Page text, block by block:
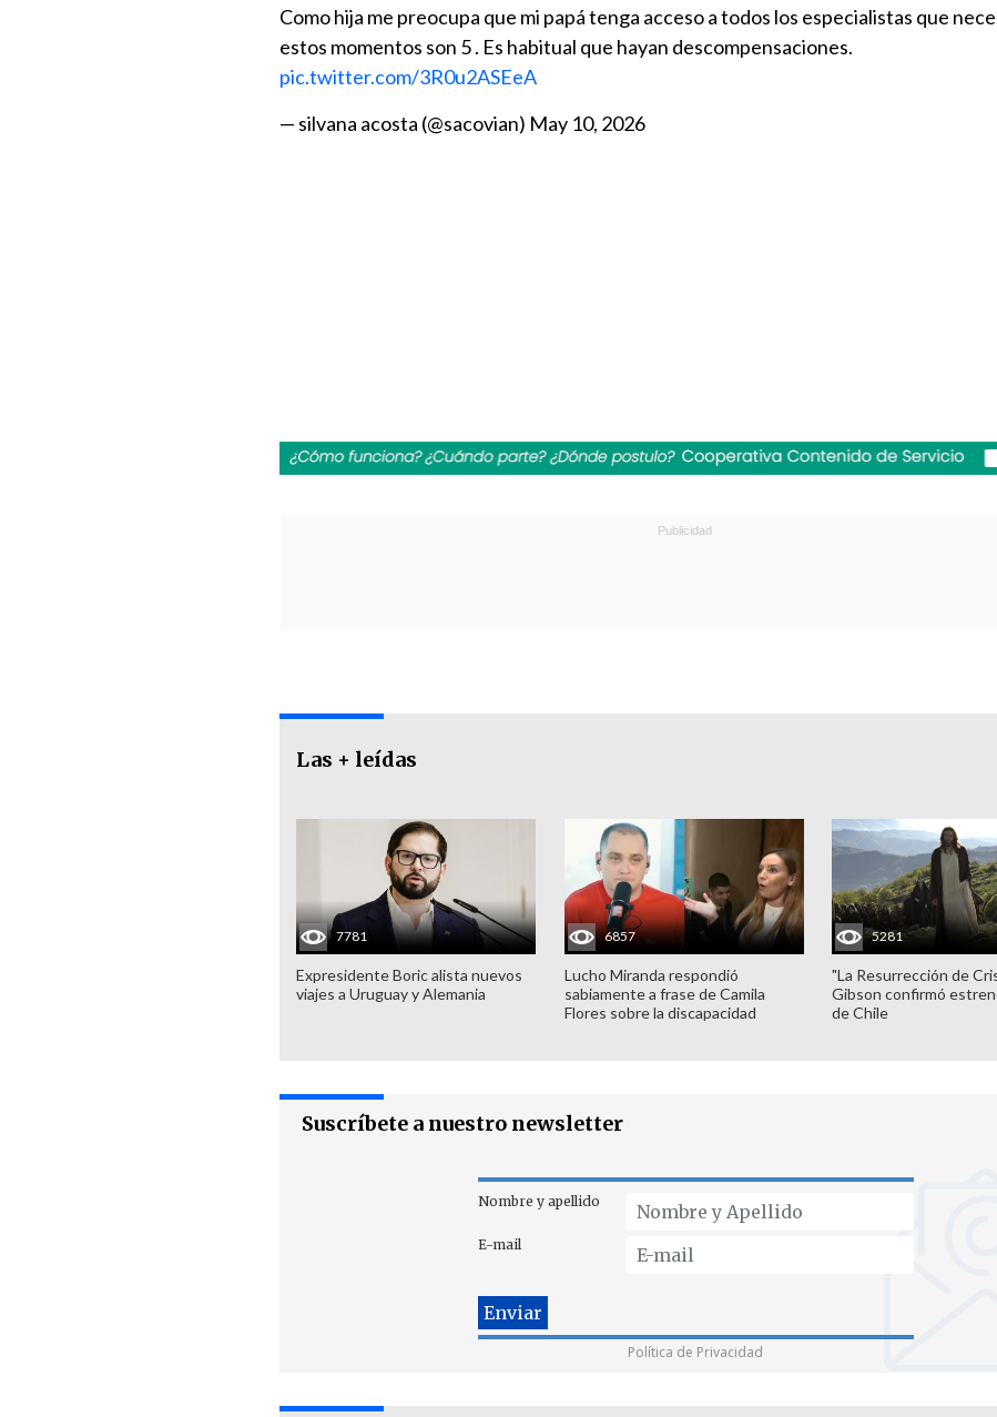
Como hija me preocupa que mi papá tenga acceso a todos los especialistas que
estos momentos son 5 . Es habitual que hayan descompensaciones.
pic.twitter.com/3R0u2ASEeA
— silvana acosta (@sacovian) May 10, 2026
Las + leídas
7781
Expresidente Boric alista nuevos
viajes a Uruguay y Alemania
6857
Lucho Miranda respondió
sabiamente a frase de Camila
Flores sobre la discapacidad
5281
"La Resurrección de
Gibson confirmó
de Chile
Suscríbete a nuestro newsletter
Nombre y apellido
E-mail
Política de Privacidad